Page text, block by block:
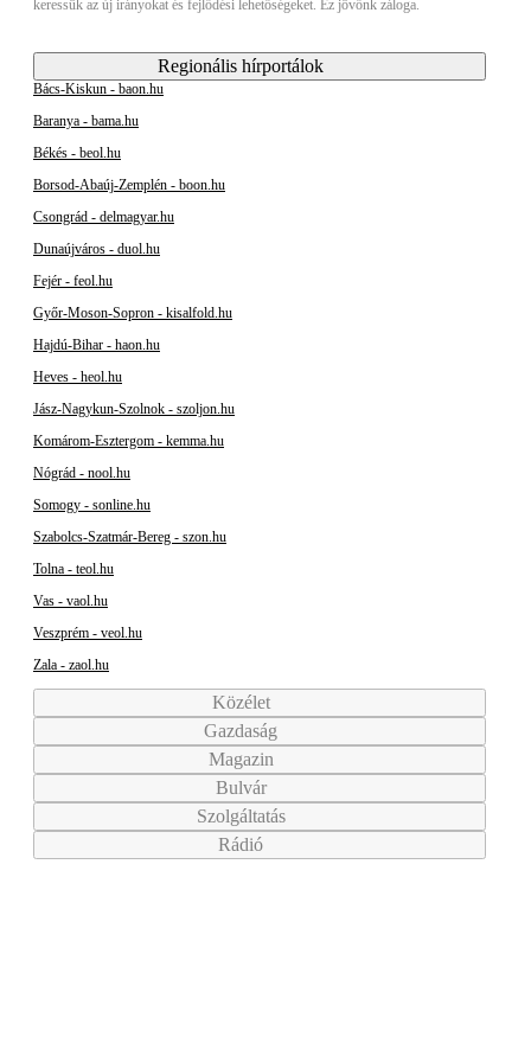
keressük az új irányokat és fejlődési lehetőségeket. Ez jövőnk záloga.
Regionális hírportálok
Bács-Kiskun - baon.hu
Baranya - bama.hu
Békés - beol.hu
Borsod-Abaúj-Zemplén - boon.hu
Csongrád - delmagyar.hu
Dunaújváros - duol.hu
Fejér - feol.hu
Győr-Moson-Sopron - kisalfold.hu
Hajdú-Bihar - haon.hu
Heves - heol.hu
Jász-Nagykun-Szolnok - szoljon.hu
Komárom-Esztergom - kemma.hu
Nógrád - nool.hu
Somogy - sonline.hu
Szabolcs-Szatmár-Bereg - szon.hu
Tolna - teol.hu
Vas - vaol.hu
Veszprém - veol.hu
Zala - zaol.hu
Közélet
Gazdaság
Magazin
Bulvár
Szolgáltatás
Rádió